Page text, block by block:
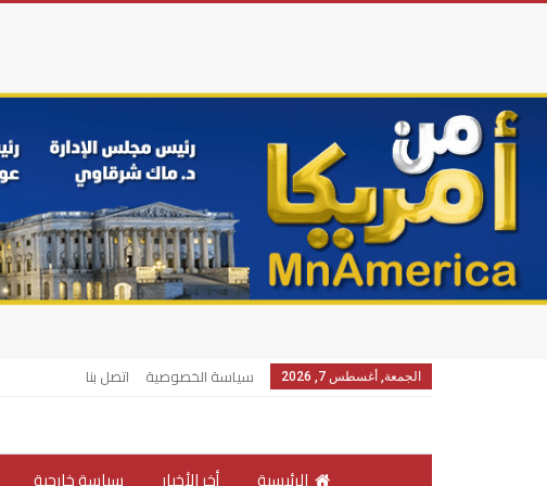
الجمعة, أغسطس 7, 2026 سياسة الخصوصية اتصل بنا